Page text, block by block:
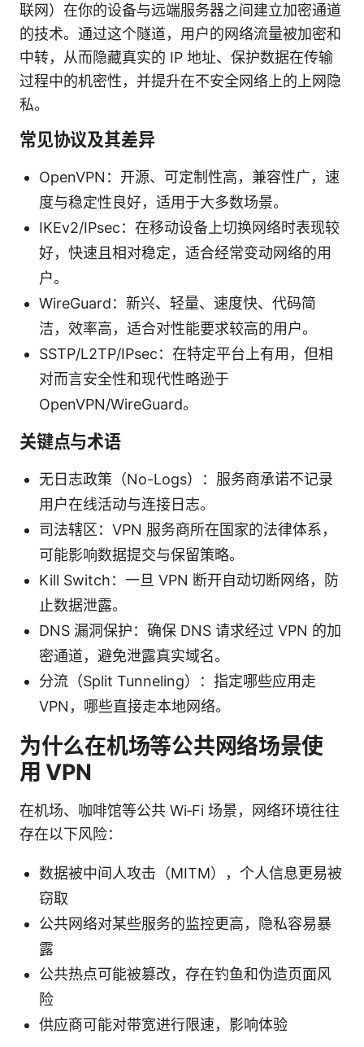
联网）在你的设备与远端服务器之间建立加密通道
的技术。通过这个隧道，用户的网络流量被加密和
中转，从而隐藏真实的 IP 地址、保护数据在传输
过程中的机密性，并提升在不安全网络上的上网隐
私。
常见协议及其差异
OpenVPN：开源、可定制性高，兼容性广，速
度与稳定性良好，适用于大多数场景。
IKEv2/IPsec：在移动设备上切换网络时表现较
好，快速且相对稳定，适合经常变动网络的用
户。
WireGuard：新兴、轻量、速度快、代码简
洁，效率高，适合对性能要求较高的用户。
SSTP/L2TP/IPsec：在特定平台上有用，但相
对而言安全性和现代性略逊于
OpenVPN/WireGuard。
关键点与术语
无日志政策（No-Logs）：服务商承诺不记录
用户在线活动与连接日志。
司法辖区：VPN 服务商所在国家的法律体系，
可能影响数据提交与保留策略。
Kill Switch：一旦 VPN 断开自动切断网络，防
止数据泄露。
DNS 漏洞保护：确保 DNS 请求经过 VPN 的加
密通道，避免泄露真实域名。
分流（Split Tunneling）：指定哪些应用走
VPN，哪些直接走本地网络。
为什么在机场等公共网络场景使
用 VPN
在机场、咖啡馆等公共 Wi‑Fi 场景，网络环境往往
存在以下风险：
数据被中间人攻击（MITM），个人信息更易被
窃取
公共网络对某些服务的监控更高，隐私容易暴
露
公共热点可能被篡改，存在钓鱼和伪造页面风
险
供应商可能对带宽进行限速，影响体验